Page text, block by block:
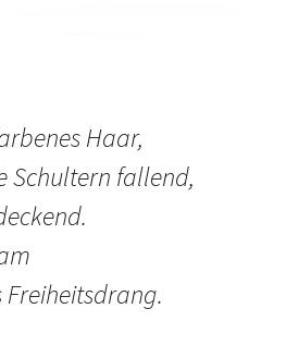
Haar,
Schultern fallend,